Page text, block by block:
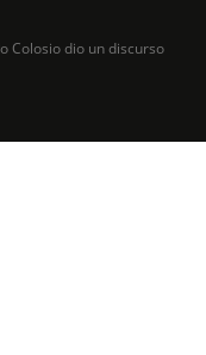
Colosio dio un discurso